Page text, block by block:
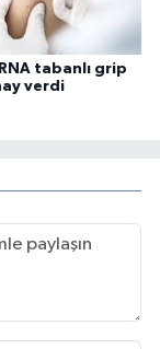
tabanlı grip
verdi